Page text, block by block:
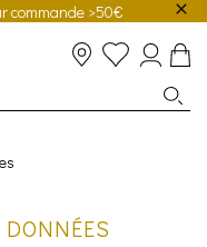
>50€